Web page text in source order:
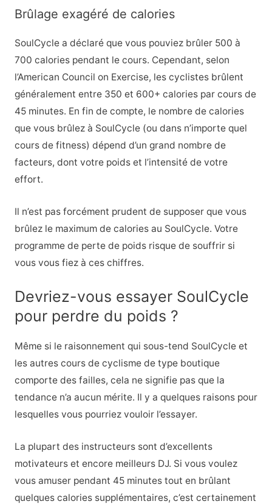
Brûlage exagéré de calories
SoulCycle a déclaré que vous pouviez brûler 500 à
700 calories pendant le cours. Cependant, selon
l’American Council on Exercise, les cyclistes brûlent
généralement entre 350 et 600+ calories par cours de
45 minutes. En fin de compte, le nombre de calories
que vous brûlez à SoulCycle (ou dans n’importe quel
cours de fitness) dépend d’un grand nombre de
facteurs, dont votre poids et l’intensité de votre
effort.
Il n’est pas forcément prudent de supposer que vous
brûlez le maximum de calories au SoulCycle. Votre
programme de perte de poids risque de souffrir si
vous vous fiez à ces chiffres.
Devriez-vous essayer SoulCycle
pour perdre du poids ?
Même si le raisonnement qui sous-tend SoulCycle et
les autres cours de cyclisme de type boutique
comporte des failles, cela ne signifie pas que la
tendance n’a aucun mérite. Il y a quelques raisons pour
lesquelles vous pourriez vouloir l’essayer.
La plupart des instructeurs sont d’excellents
motivateurs et encore meilleurs DJ. Si vous voulez
vous amuser pendant 45 minutes tout en brûlant
quelques calories supplémentaires, c’est certainement